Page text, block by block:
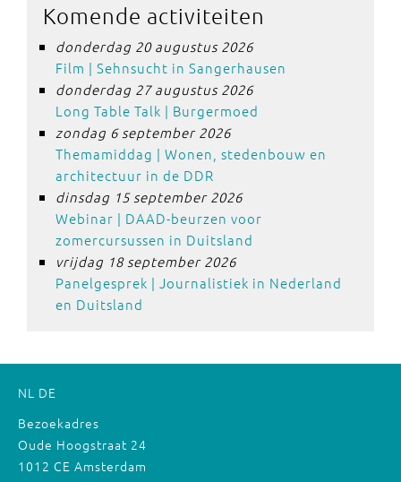
Komende activiteiten
donderdag 20 augustus 2026
Film | Sehnsucht in Sangerhausen
donderdag 27 augustus 2026
Long Table Talk | Burgermoed
zondag 6 september 2026
Themamiddag | Wonen, stedenbouw en
architectuur in de DDR
dinsdag 15 september 2026
Webinar | DAAD-beurzen voor
zomercursussen in Duitsland
vrijdag 18 september 2026
Panelgesprek | Journalistiek in Nederland
en Duitsland
NL DE
Bezoekadres
Oude Hoogstraat 24
1012 CE Amsterdam